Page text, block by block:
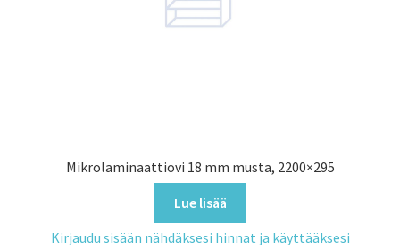
Mikrolaminaattiovi 18 mm musta, 2200×295
Lue lisää
Kirjaudu sisään nähdäksesi hinnat ja käyttääksesi